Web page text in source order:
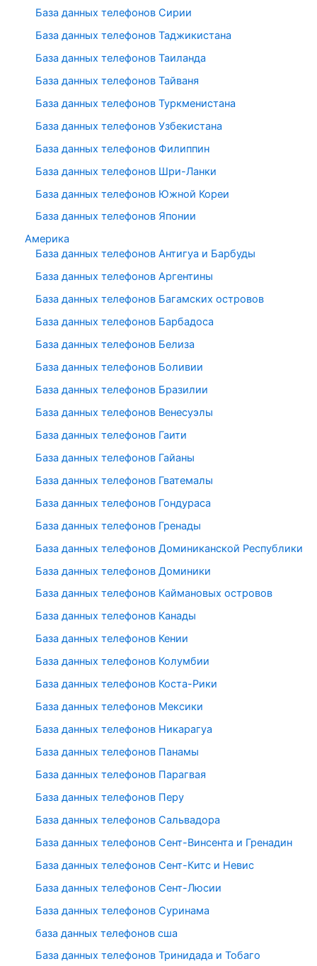
База данных телефонов Сирии
База данных телефонов Таджикистана
База данных телефонов Таиланда
База данных телефонов Тайваня
База данных телефонов Туркменистана
База данных телефонов Узбекистана
База данных телефонов Филиппин
База данных телефонов Шри-Ланки
База данных телефонов Южной Кореи
База данных телефонов Японии
Америка
База данных телефонов Антигуа и Барбуды
База данных телефонов Аргентины
База данных телефонов Багамских островов
База данных телефонов Барбадоса
База данных телефонов Белиза
База данных телефонов Боливии
База данных телефонов Бразилии
База данных телефонов Венесуэлы
База данных телефонов Гаити
База данных телефонов Гайаны
База данных телефонов Гватемалы
База данных телефонов Гондураса
База данных телефонов Гренады
База данных телефонов Доминиканской Республики
База данных телефонов Доминики
База данных телефонов Каймановых островов
База данных телефонов Канады
База данных телефонов Кении
База данных телефонов Колумбии
База данных телефонов Коста-Рики
База данных телефонов Мексики
База данных телефонов Никарагуа
База данных телефонов Панамы
База данных телефонов Парагвая
База данных телефонов Перу
База данных телефонов Сальвадора
База данных телефонов Сент-Винсента и Гренадин
База данных телефонов Сент-Китс и Невис
База данных телефонов Сент-Люсии
База данных телефонов Суринама
база данных телефонов сша
База данных телефонов Тринидада и Тобаго